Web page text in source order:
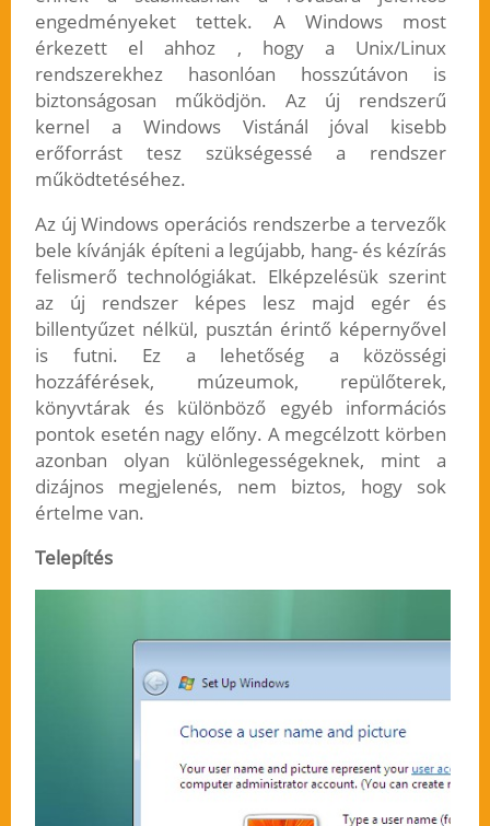
engedményeket tettek. A Windows most
érkezett el ahhoz , hogy a Unix/Linux
rendszerekhez hasonlóan hosszútávon is
biztonságosan működjön. Az új rendszerű
kernel a Windows Vistánál jóval kisebb
erőforrást tesz szükségessé a rendszer
működtetéséhez.
Az új Windows operációs rendszerbe a tervezők
bele kívánják építeni a legújabb, hang- és kézírás
felismerő technológiákat. Elképzelésük szerint
az új rendszer képes lesz majd egér és
billentyűzet nélkül, pusztán érintő képernyővel
is futni. Ez a lehetőség a közösségi
hozzáférések, múzeumok, repülőterek,
könyvtárak és különböző egyéb információs
pontok esetén nagy előny. A megcélzott körben
azonban olyan különlegességeknek, mint a
dizájnos megjelenés, nem biztos, hogy sok
értelme van.
Telepítés